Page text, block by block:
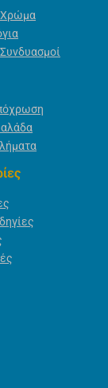
Χρώμα